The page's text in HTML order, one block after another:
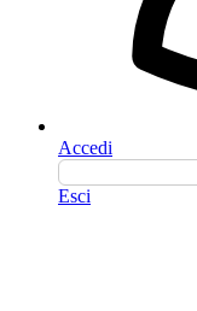
Accedi
Esci